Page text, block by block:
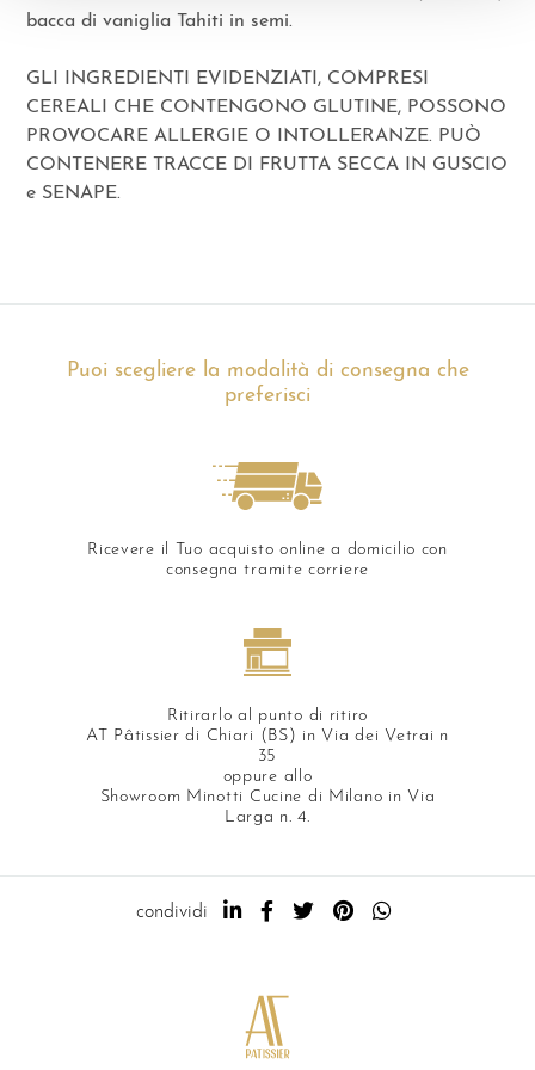
bacca di vaniglia Tahiti in semi.
GLI INGREDIENTI EVIDENZIATI, COMPRESI
CEREALI CHE CONTENGONO GLUTINE, POSSONO
PROVOCARE ALLERGIE O INTOLLERANZE. PUÒ
CONTENERE TRACCE DI FRUTTA SECCA IN GUSCIO
e SENAPE.
Puoi scegliere la modalità di consegna che
preferisci
Ricevere il Tuo acquisto online a domicilio con
consegna tramite corriere
Ritirarlo al punto di ritiro
AT Pâtissier di Chiari (BS) in Via dei Vetrai n
35
oppure allo
Showroom Minotti Cucine di Milano in Via
Larga n. 4.
condividi